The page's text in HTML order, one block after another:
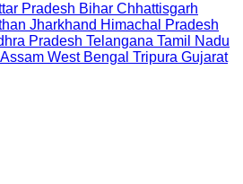
Pradesh Bihar Chhattisgarh
Jharkhand Himachal Pradesh
Pradesh Telangana Tamil Nadu
Assam West Bengal Tripura Gujarat